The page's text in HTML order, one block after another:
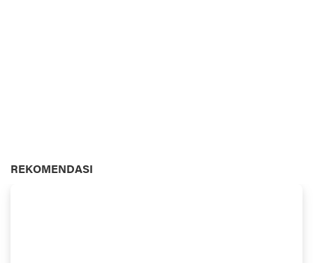
REKOMENDASI